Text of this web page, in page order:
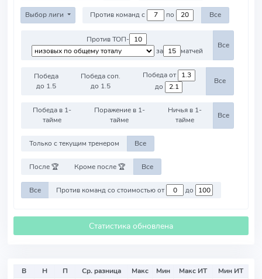
Выбор лиги Против команд с по Все
Против ТОП-
за
матчей
Все
Победа
до 1.5
Победа соп.
до 1.5
Победа от
до
Все
Победа в 1-
тайме
Поражение в 1-
тайме
Ничья в 1-
тайме
Все
Только с текущим тренером Все
После 🏆 Кроме после 🏆 Все
Все Против команд со стоимостью от до
Статистика обновлена
В Н П Ср. разница Макс Мин Макс ИТ
Мин ИТ